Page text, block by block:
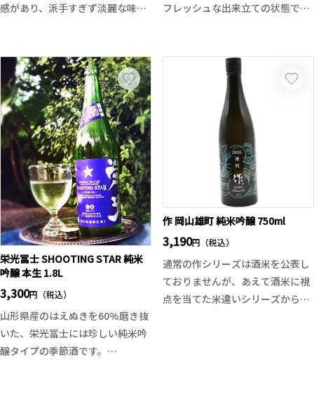
感があり、派手すぎず淡麗な味わ
色系果実のニュアンスを感じ、ス
ルスルと飲みやすいが、味わって
いくと同時にコクを感じ、酸の勢
いが増していきます。
和食はもちろん洋食やアペリティ
フ、気取らずに楽しめるバランス
の良い日本酒です。
フレッシュな出来立ての状態で発
育った上質なパイナップルを使用
しており、甘酸っぱいピューレを
まろやかな日本酒とミックスされ
ています。グラスに注げば鮮やか
なイエロー、そしてジューシーで
爽やかな甘い香り、トロピカルに
楽しめるあらごしタイプのパイン
栄光冨士 SHOOTING STAR 純米
吟醸 本生 1.8L
3,300円（税込）
山形県産のはえぬきを60%磨き抜
いた、栄光冨士には珍しい純米吟
醸タイプの季節酒です。
作 岡山雄町 純米吟醸 750ml
3,190円（税込）
通常の作シリーズは酒米を公表し
ておりませんが、あえて酒米に視
点を当てた米違いシリーズから岡